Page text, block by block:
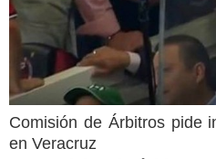
Comisión de Árbitros pide
en Veracruz